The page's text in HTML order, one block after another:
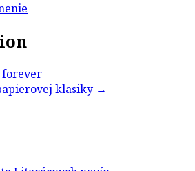
forever
klasiky →